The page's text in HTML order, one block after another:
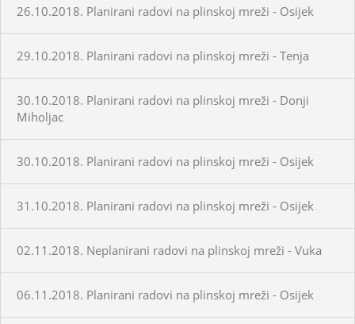
26.10.2018. Planirani radovi na plinskoj mreži - Osijek
29.10.2018. Planirani radovi na plinskoj mreži - Tenja
30.10.2018. Planirani radovi na plinskoj mreži - Donji
Miholjac
30.10.2018. Planirani radovi na plinskoj mreži - Osijek
31.10.2018. Planirani radovi na plinskoj mreži - Osijek
02.11.2018. Neplanirani radovi na plinskoj mreži - Vuka
06.11.2018. Planirani radovi na plinskoj mreži - Osijek